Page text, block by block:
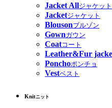
Jacket Allジャケッ
Jacketジャケット
Blousonブルゾン
Gownガウン
Coatコート
Leather&Fur
Ponchoポンチョ
Vestベスト
Knitニット